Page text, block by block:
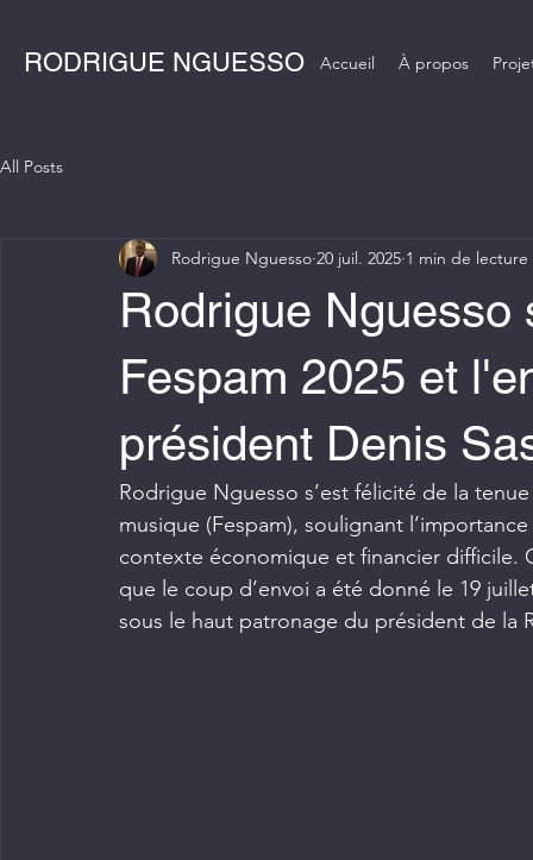
RODRIGUE NGUESSO Accueil À propos
All Posts
Rodrigue Nguesso
Fespam 2025 et
président Denis
Rodrigue Nguesso 20 juil. 2025 1 min de lecture
Rodrigue Nguesso s’est félicité de la
musique (Fespam), soulignant
contexte économique et financier difficile.
que le coup d’envoi a été donné le 19
sous le haut patronage du président de la